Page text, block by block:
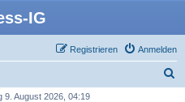
IG
Anmelden
Registrieren
9. August 2026, 04:19